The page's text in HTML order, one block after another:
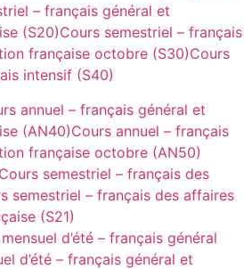
– français général et
(S20)Cours semestriel – français
française octobre (S30)Cours
intensif (S40)
annuel – français général et
(AN40)Cours annuel – français
française octobre (AN50)
Cours semestriel – français des
semestriel – français des affaires
(S21)
d’été – français général
d’été – français général et